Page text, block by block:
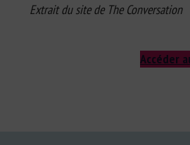
Extrait du site de The Conversation
Accéder